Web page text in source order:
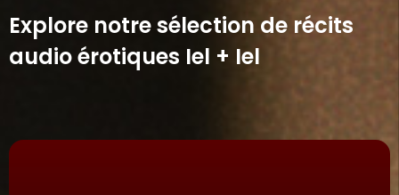
Explore notre sélection de récits
audio érotiques Iel + Iel